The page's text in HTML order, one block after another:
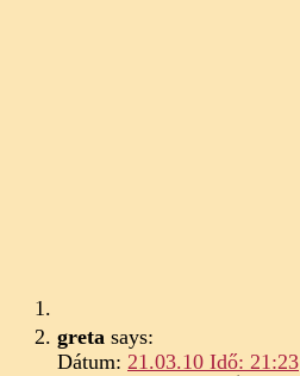
greta says:
Dátum: 21.03.10 Idő: 21:23